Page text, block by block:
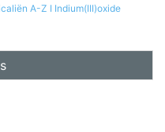
A-Z I Indium(III)oxide